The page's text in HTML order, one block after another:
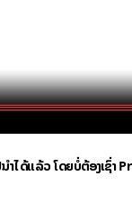
ຳໄດ້ແລ້ວ ໂດຍບໍ່ຕ້ອງເຊົ່າ